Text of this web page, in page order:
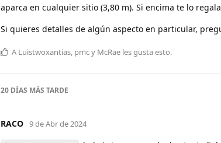
aparca en cualquier sitio (3,80 m). Si encima te lo
Si quieres detalles de algún aspecto en particular,
A Luistwoxantias, pmcy McRae les gusta esto.
20 DÍAS MÁS TARDE
RACO 9 de Abr de 2024